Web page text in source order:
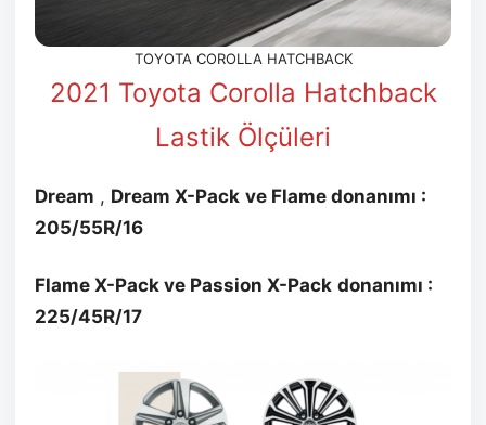
TOYOTA COROLLA HATCHBACK
2021 Toyota Corolla Hatchback
Lastik Ölçüleri
Dream , Dream X-Pack ve Flame donanımı :
205/55R/16
Flame X-Pack ve Passion X-Pack donanımı :
225/45R/17